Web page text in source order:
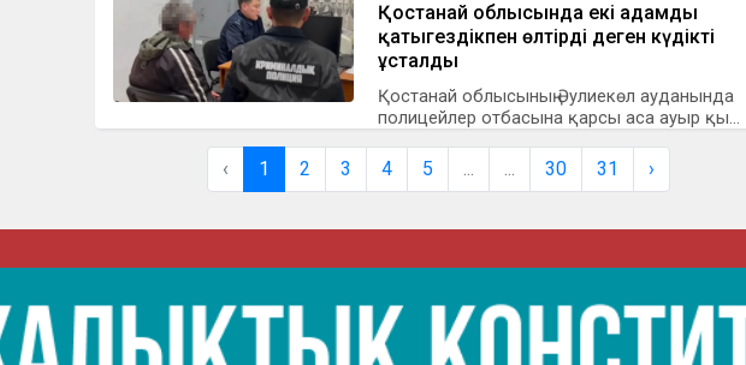
Қостанай облысында екі адамды
қатыгездікпен өлтірді деген күдікті
ұсталды
Қостанай облысының Әулиекөл ауданында
полицейлер отбасына қарсы аса ауыр қы...
‹ 1 2 3 4 5 ... ... 30 31 ›